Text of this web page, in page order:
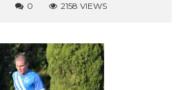
0 2158 VIEWS